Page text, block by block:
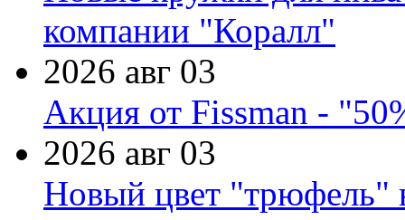
компании "Коралл"
2026 авг 03
Акция от Fissman -
2026 авг 03
Новый цвет "трюфель"